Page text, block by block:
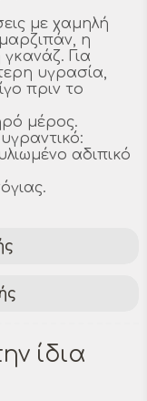
με χαμηλή
η
Για
υγρασία,
πριν το
μέρος.
αδιπικό
ίδια